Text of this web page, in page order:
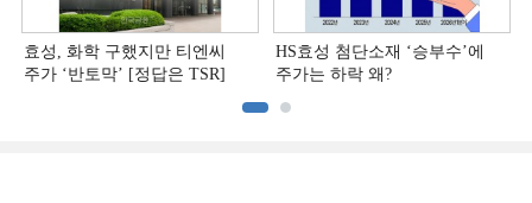
효성, 화학 구했지만 티엔씨
주가 ‘반토막’ [정답은 TSR]
HS효성 첨단소재 ‘승부수’에
주가는 하락 왜?